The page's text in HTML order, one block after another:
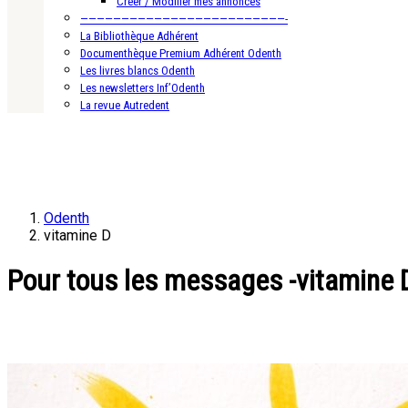
—————————————————————————-
La Bibliothèque Adhérent
Documenthèque Premium Adhérent Odenth
Les livres blancs Odenth
Les newsletters Inf’Odenth
La revue Autredent
Odenth
vitamine D
Pour tous les messages -vitamine